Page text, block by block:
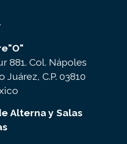
881. Col. Nápoles
C.P. 03810
Alterna y Salas